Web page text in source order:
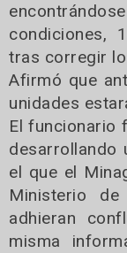
condiciones,
tras corregir
Afirmó que
unidades
El funcionario
desarrollando
el que el
Ministerio
adhieran
misma